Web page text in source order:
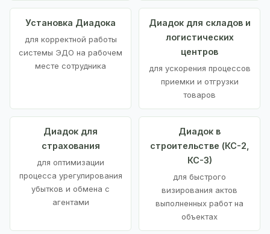
Установка Диадока
для корректной работы
системы ЭДО на рабочем
месте сотрудника
Диадок для складов и
логистических
центров
для ускорения процессов
приемки и отгрузки
товаров
Диадок для
страхования
для оптимизации
процесса урегулирования
убытков и обмена с
агентами
Диадок в
строительстве (КС-2,
КС-3)
для быстрого
визирования актов
выполненных работ на
объектах